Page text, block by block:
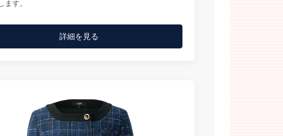
ます。
詳細を見る